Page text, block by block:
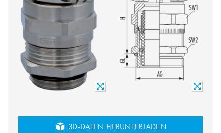
3D-DATEN HERUNTERLADEN